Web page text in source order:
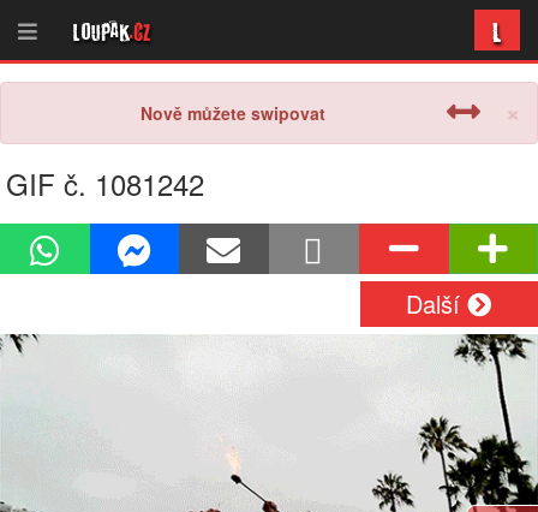
Loupak.cz L
×
Nově můžete swipovat
GIF č. 1081242
Další